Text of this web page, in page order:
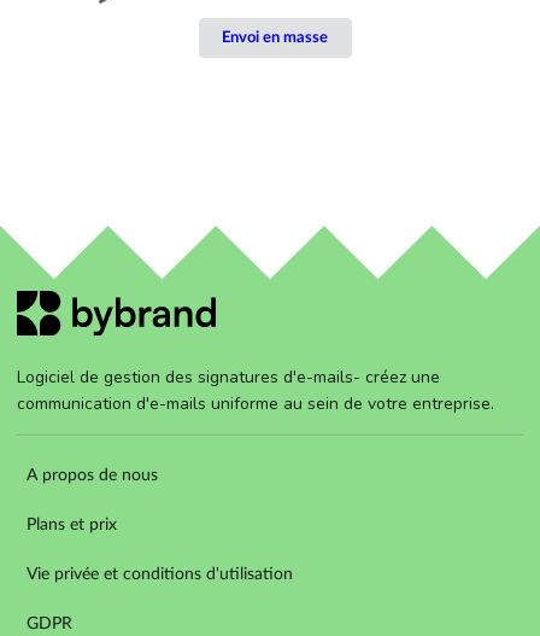
Envoi en masse
Logiciel de gestion des signatures d'e-mails- créez une
communication d'e-mails uniforme au sein de votre entreprise.
A propos de nous
Plans et prix
Vie privée et conditions d'utilisation
GDPR